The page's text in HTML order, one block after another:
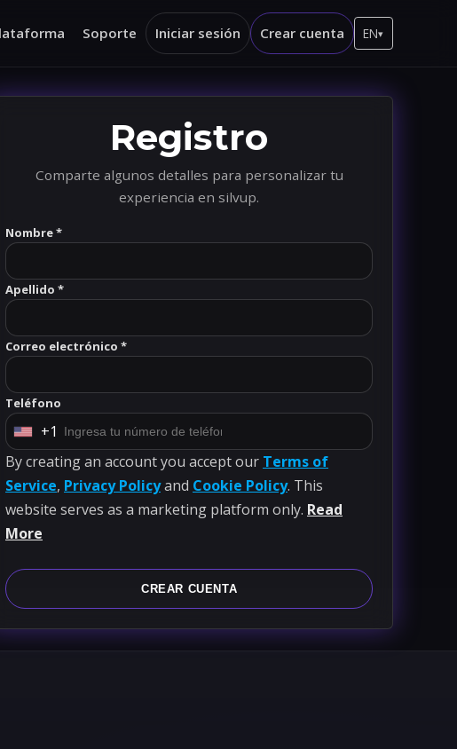
Soporte Iniciar sesión Crear cuenta EN▾
Registro
Comparte algunos detalles para personalizar tu
experiencia en silvup.
Nombre *
Apellido *
Correo electrónico *
Teléfono
U
n
i
t
e
t
a
+1
By creating an account you accept our Terms of
Service, Privacy Policyand Cookie Policy. This
website serves as a marketing platform only. Read
More
CREAR CUENTA